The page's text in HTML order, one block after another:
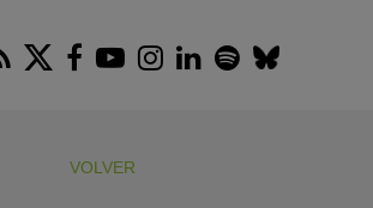
RSS Twitter
Facebook
Youtube
Instagram
LinkedIn
Spotify
Bluesky
VOLVER